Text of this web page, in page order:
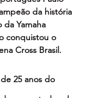
da história
Yamaha
conquistou o
Cross Brasil.
25 anos do